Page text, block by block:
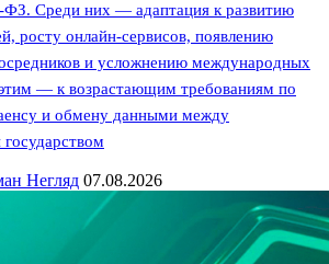
Среди них — адаптация к развитию
росту онлайн-сервисов, появлению
и усложнению международных
— к возрастающим требованиям по
и обмену данными между
Негляд 07.08.2026